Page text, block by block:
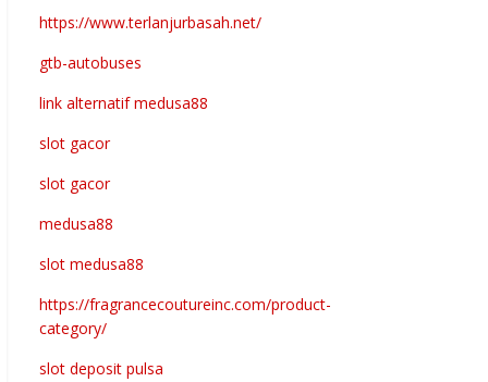
https://www.terlanjurbasah.net/
gtb-autobuses
link alternatif medusa88
slot gacor
slot gacor
medusa88
slot medusa88
https://fragrancecoutureinc.com/product-
category/
slot deposit pulsa